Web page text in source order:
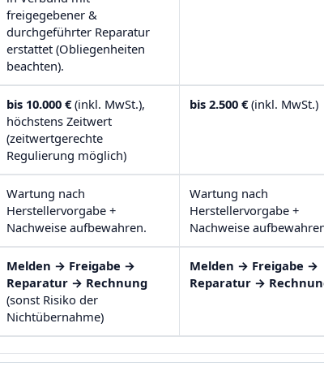
freigegebener &
durchgeführter Reparatur
erstattet (Obliegenheiten
beachten).
bis 10.000 €(inkl. MwSt.),
höchstens Zeitwert
(zeitwertgerechte
Regulierung möglich)
bis 2.500 €(inkl. MwSt.)
Wartung nach
Herstellervorgabe +
Nachweise aufbewahren.
Wartung nach
Herstellervorgabe +
Nachweise
Melden → Freigabe →
Reparatur → Rechnung
(sonst Risiko der
Nichtübernahme)
Melden → Freigabe →
Reparatur →